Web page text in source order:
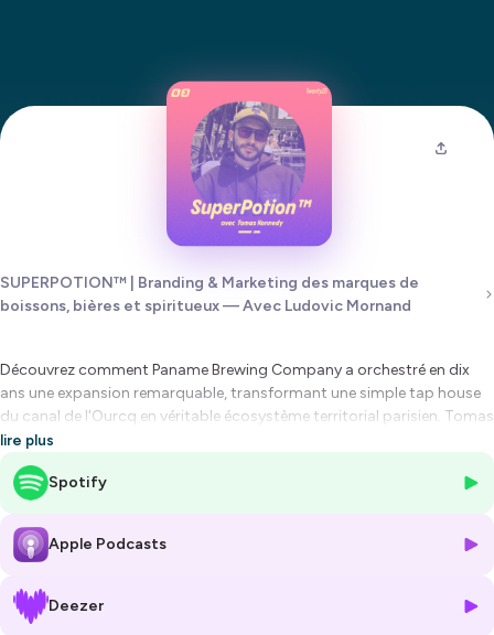
SUPERPOTION™ | Branding & Marketing des marques de
boissons, bières et spiritueux — Avec Ludovic Mornand
Découvrez comment Paname Brewing Company a orchestré en dix
ans une expansion remarquable, transformant une simple tap house
du canal de l'Ourcq en véritable écosystème territorial parisien. Tomas
Kennedy, responsable stratégie et développement commercial,
dévoile les coulisses d'une croissance maîtrisée qui fait école dans la
filière brassicole française.
De leur laboratoire d'expérimentation du Quai de la Loire aux
terminaux de Roissy-Charles-de-Gaulle, chaque implantation raconte
parfaitement comment une PME peut structurer sa croissance sans
perdre son âme artisanale, en transformant des contraintes en
lire plus
Spotify
Apple Podcasts
Deezer